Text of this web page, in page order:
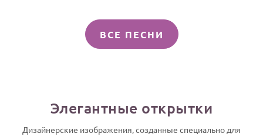
ВСЕ ПЕСНИ
Элегантные открытки
Дизайнерские изображения, созданные специально для